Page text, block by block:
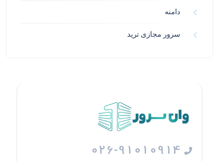
دامنه
سرور مجازی ترید
026-91010914